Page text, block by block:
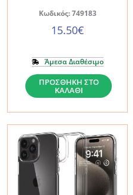
Κωδικός: 749183
15.50€
Άμεσα Διαθέσιμο
Θήκη
iPhone
15
Pro
Max
Spigen
Ultra
Hybrid
ΠΡΟΣΘΉΚΗ ΣΤΟ
ΚΑΛΆΘΙ